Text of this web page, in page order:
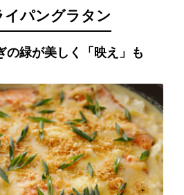
イパングラタン
の緑が美しく「映え」も